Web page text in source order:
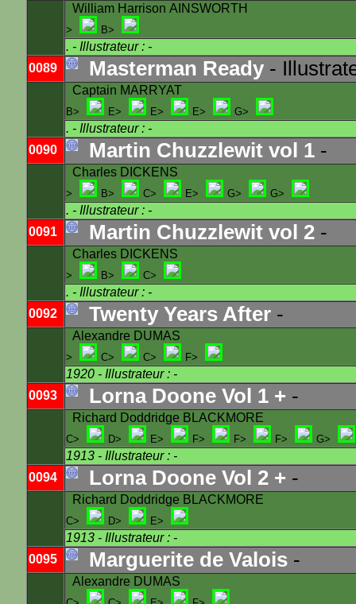
William Harrison AINSWORTH
> B>
. - Illustrateur : -
0089
Masterman Ready -
Captain MARRYAT
B> E> E> E> G>
. - Illustrateur : -
0090
Martin Chuzzlewit vol 1 -
Charles DICKENS
> B> C> E> G> G>
. - Illustrateur : -
0091
Martin Chuzzlewit vol 2 -
Charles DICKENS
> B> C>
. - Illustrateur : -
0092
Twenty Years After -
Alexandre DUMAS
> C> C> F>
1920 - Illustrateur : -
0093
Lorna Doone Vol 1 + -
Richard Doddridge BLACKMORE
C> D> E> F> F> F> G>
1913 - Illustrateur : -
0094
Lorna Doone Vol 2 + -
Richard Doddridge BLACKMORE
C> D> E>
1913 - Illustrateur : -
0095
Marguerite de Valois -
Alexandre DUMAS